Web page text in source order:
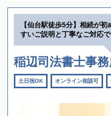
【仙台駅徒歩5分】相続が
すいご説明と丁寧なご対応
稲辺司法書士事
土日祝OK オンライン相談可